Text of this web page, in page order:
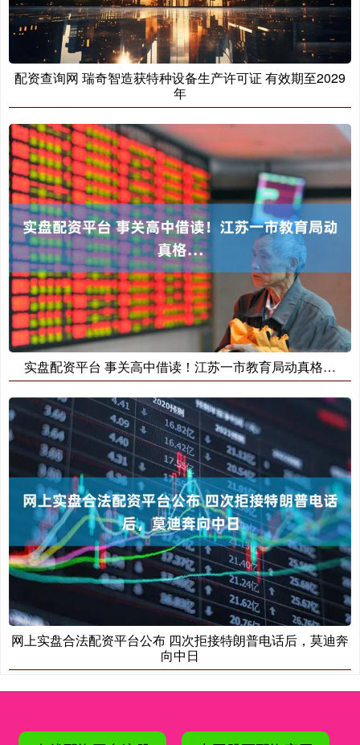
配资查询网 瑞奇智造获特种设备生产许可证 有效期至2029
年
实盘配资平台 事关高中借读！江苏一市教育局动真格…
网上实盘合法配资平台公布 四次拒接特朗普电话后，莫迪奔
向中日